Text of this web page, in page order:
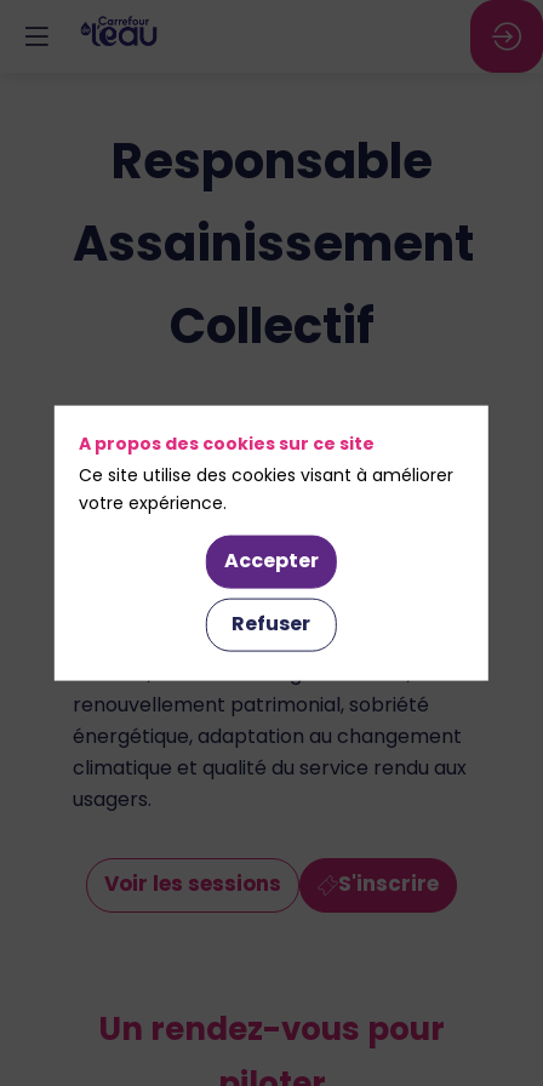
Responsable
Assainissement
Collectif
Vous pilotez un service d’assainissement
collectif, des réseaux ou des stations
d’épuration au sein d’une collectivité ? Le
Carrefour des Gestions Durables de l’Eau
vous aide à faire le point sur les grands
enjeux du secteur : performance des
réseaux, conformité réglementaire,
renouvellement patrimonial, sobriété
énergétique, adaptation au changement
climatique et qualité du service rendu aux
usagers.
Voir les sessions S'inscrire
Un rendez-vous pour
A propos des cookies sur ce site
Ce site utilise des cookies visant à améliorer
votre expérience.
Accepter
Refuser